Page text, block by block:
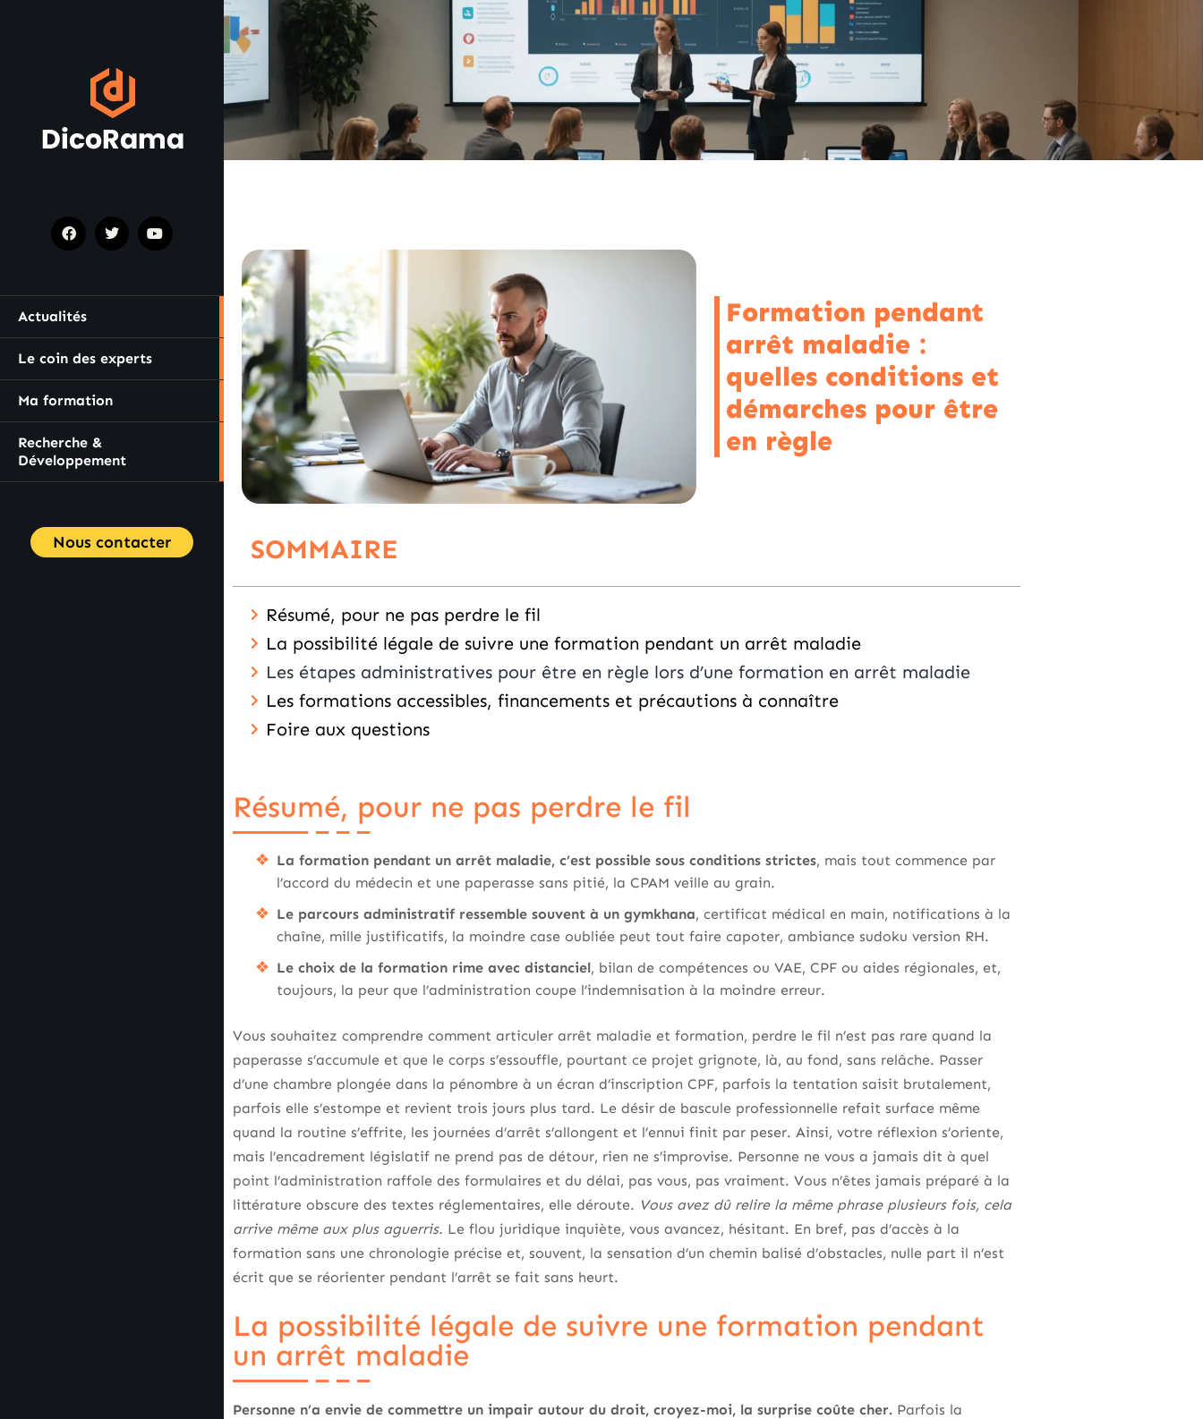
Actualités
Le coin des experts
Ma formation
Recherche &
Développement
Nous contacter
Formation pendant
arrêt maladie :
quelles conditions et
démarches pour être
en règle
SOMMAIRE
Résumé, pour ne pas perdre le fil
La possibilité légale de suivre une formation pendant un arrêt maladie
Les étapes administratives pour être en règle lors d’une formation en arrêt maladie
Les formations accessibles, financements et précautions à connaître
Foire aux questions
Résumé, pour ne pas perdre le fil
La formation pendant un arrêt maladie, c’est possible sous conditions strictes, mais tout commence par
l’accord du médecin et une paperasse sans pitié, la CPAM veille au grain.
Le parcours administratif ressemble souvent à un gymkhana, certificat médical en main, notifications à la
chaîne, mille justificatifs, la moindre case oubliée peut tout faire capoter, ambiance sudoku version RH.
Le choix de la formation rime avec distanciel, bilan de compétences ou VAE, CPF ou aides régionales, et,
toujours, la peur que l’administration coupe l’indemnisation à la moindre erreur.
Vous souhaitez comprendre comment articuler arrêt maladie et formation, perdre le fil n’est pas rare quand la
paperasse s’accumule et que le corps s’essouffle, pourtant ce projet grignote, là, au fond, sans relâche. Passer
d’une chambre plongée dans la pénombre à un écran d’inscription CPF, parfois la tentation saisit brutalement,
parfois elle s’estompe et revient trois jours plus tard. Le désir de bascule professionnelle refait surface même
quand la routine s’effrite, les journées d’arrêt s’allongent et l’ennui finit par peser. Ainsi, votre réflexion s’oriente,
mais l’encadrement législatif ne prend pas de détour, rien ne s’improvise. Personne ne vous a jamais dit à quel
point l’administration raffole des formulaires et du délai, pas vous, pas vraiment. Vous n’êtes jamais préparé à la
littérature obscure des textes réglementaires, elle déroute. Vous avez dû relire la même phrase plusieurs fois, cela
arrive même aux plus aguerris. Le flou juridique inquiète, vous avancez, hésitant. En bref, pas d’accès à la
formation sans une chronologie précise et, souvent, la sensation d’un chemin balisé d’obstacles, nulle part il n’est
écrit que se réorienter pendant l’arrêt se fait sans heurt.
La possibilité légale de suivre une formation pendant
un arrêt maladie
Personne n’a envie de commettre un impair autour du droit, croyez-moi, la surprise coûte cher. Parfois la